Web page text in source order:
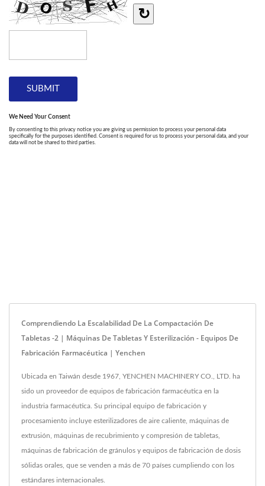
Comprendiendo La Escalabilidad De La Compactación De
Tabletas -2 | Máquinas De Tabletas Y Esterilización - Equipos De
Fabricación Farmacéutica | Yenchen
Ubicada en Taiwán desde 1967, YENCHEN MACHINERY CO., LTD. ha
sido un proveedor de equipos de fabricación farmacéutica en la
industria farmacéutica. Su principal equipo de fabricación y
procesamiento incluye esterilizadores de aire caliente, máquinas de
extrusión, máquinas de recubrimiento y compresión de tabletas,
máquinas de fabricación de gránulos y equipos de fabricación de dosis
sólidas orales, que se venden a más de 70 países cumpliendo con los
estándares internacionales.